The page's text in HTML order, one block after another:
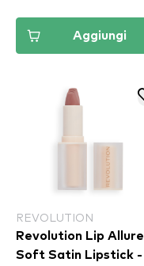
Aggiungi
REVOLUTION
Revolution Lip Allure
Soft Satin Lipstick -